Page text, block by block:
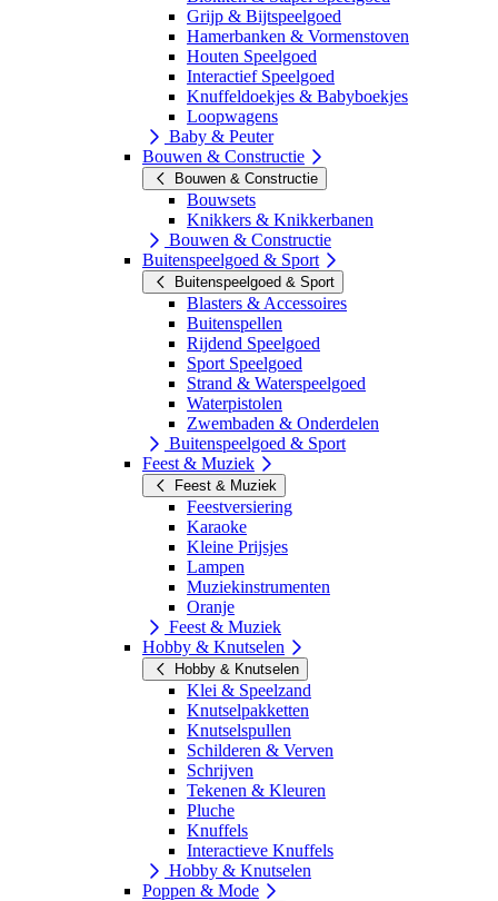
Grijp & Bijtspeelgoed
Hamerbanken & Vormenstoven
Houten Speelgoed
Interactief Speelgoed
Knuffeldoekjes & Babyboekjes
Loopwagens
Baby & Peuter
Bouwen & Constructie
Bouwen & Constructie
Bouwsets
Knikkers & Knikkerbanen
Bouwen & Constructie
Buitenspeelgoed & Sport
Buitenspeelgoed & Sport
Blasters & Accessoires
Buitenspellen
Rijdend Speelgoed
Sport Speelgoed
Strand & Waterspeelgoed
Waterpistolen
Zwembaden & Onderdelen
Buitenspeelgoed & Sport
Feest & Muziek
Feest & Muziek
Feestversiering
Karaoke
Kleine Prijsjes
Lampen
Muziekinstrumenten
Oranje
Feest & Muziek
Hobby & Knutselen
Hobby & Knutselen
Klei & Speelzand
Knutselpakketten
Knutselspullen
Schilderen & Verven
Schrijven
Tekenen & Kleuren
Pluche
Knuffels
Interactieve Knuffels
Hobby & Knutselen
Poppen & Mode